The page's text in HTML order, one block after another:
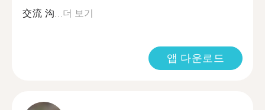
交流 沟...더 보기
앱 다운로드